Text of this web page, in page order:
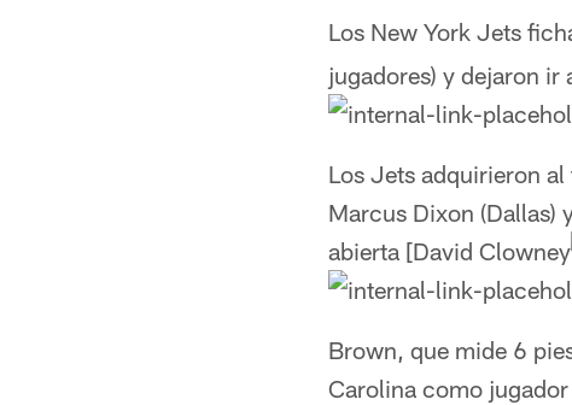
Los New York Jets
jugadores) y dejaron ir
Los Jets adquirieron
Marcus Dixon (Dallas)
abierta [David Clowney
Brown, que mide 6
Carolina como